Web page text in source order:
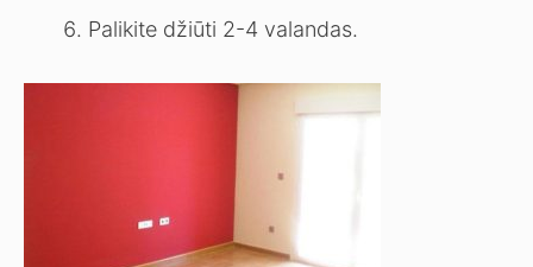
Palikite džiūti 2-4 valandas.